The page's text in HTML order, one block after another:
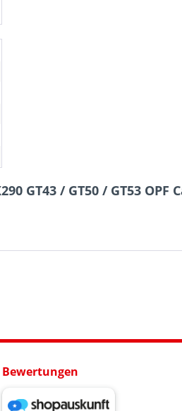
GT43 / GT50 / GT53 OPF
Bewertungen